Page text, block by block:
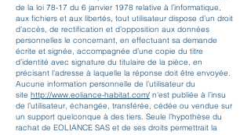
de la loi 78-17 du 6 janvier 1978 relative à l’informatique,
aux fichiers et aux libertés, tout utilisateur dispose d’un droit
d’accès, de rectification et d’opposition aux données
personnelles le concernant, en effectuant sa demande
écrite et signée, accompagnée d’une copie du titre
d’identité avec signature du titulaire de la pièce, en
précisant l’adresse à laquelle la réponse doit être envoyée.
Aucune information personnelle de l’utilisateur du
site http://www.eoliance-habitat.com/ n’est publiée à l’insu
de l’utilisateur, échangée, transférée, cédée ou vendue sur
un support quelconque à des tiers. Seule l’hypothèse du
rachat de EOLIANCE SAS et de ses droits permettrait la